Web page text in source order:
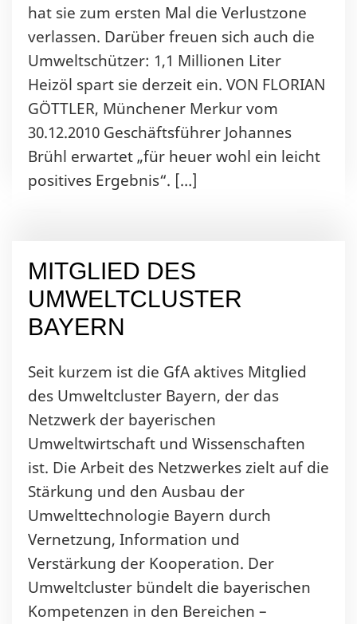
hat sie zum ersten Mal die Verlustzone
verlassen. Darüber freuen sich auch die
Umweltschützer: 1,1 Millionen Liter
Heizöl spart sie derzeit ein. VON FLORIAN
GÖTTLER, Münchener Merkur vom
30.12.2010 Geschäftsführer Johannes
Brühl erwartet „für heuer wohl ein leicht
positives Ergebnis“. […]
MITGLIED DES
UMWELTCLUSTER
BAYERN
Seit kurzem ist die GfA aktives Mitglied
des Umweltcluster Bayern, der das
Netzwerk der bayerischen
Umweltwirtschaft und Wissenschaften
ist. Die Arbeit des Netzwerkes zielt auf die
Stärkung und den Ausbau der
Umwelttechnologie Bayern durch
Vernetzung, Information und
Verstärkung der Kooperation. Der
Umweltcluster bündelt die bayerischen
Kompetenzen in den Bereichen –